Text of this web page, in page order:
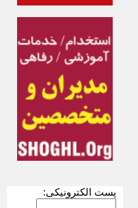
پست الکترونیکی: